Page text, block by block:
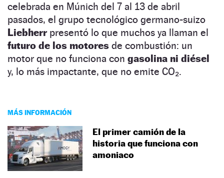
celebrada en Múnich del 7 al 13 de abril
pasados, el grupo tecnológico germano-suizo
Liebherrpresentó lo que muchos ya llaman el
futuro de los motores de combustión: un
motor que no funciona con gasolina ni diésel
y, lo más impactante, que no emite CO₂.
MÁS INFORMACIÓN
El primer camión de la
historia que funciona con
amoniaco